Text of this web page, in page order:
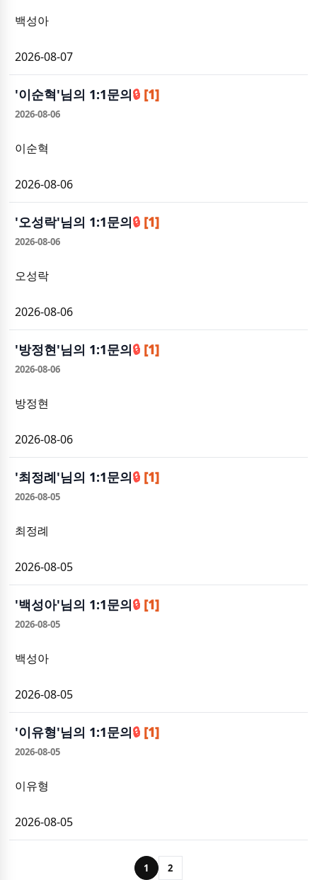
백성아
2026-08-07
'이순혁'님의 1:1문의🔒 [1]
2026-08-06
이순혁
2026-08-06
'오성락'님의 1:1문의🔒 [1]
2026-08-06
오성락
2026-08-06
'방정현'님의 1:1문의🔒 [1]
2026-08-06
방정현
2026-08-06
'최정례'님의 1:1문의🔒 [1]
2026-08-05
최정례
2026-08-05
'백성아'님의 1:1문의🔒 [1]
2026-08-05
백성아
2026-08-05
'이유형'님의 1:1문의🔒 [1]
2026-08-05
이유형
2026-08-05
1 2